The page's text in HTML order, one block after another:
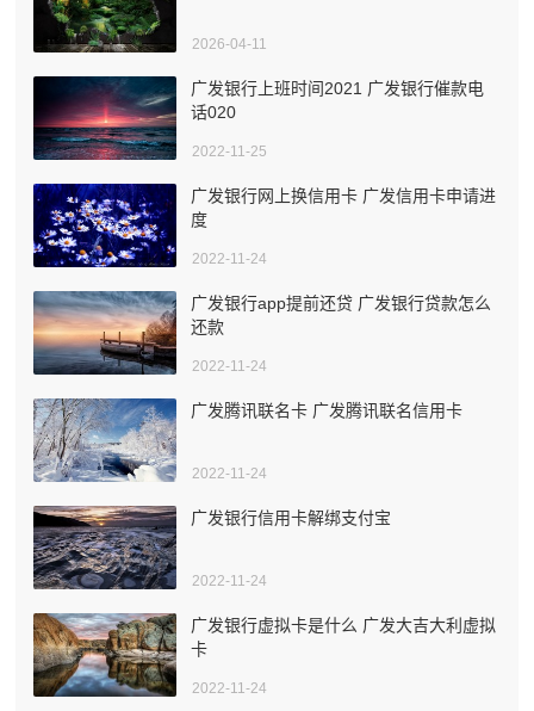
2026-04-11
广发银行上班时间2021 广发银行催款电
话020
2022-11-25
广发银行网上换信用卡 广发信用卡申请进
度
2022-11-24
广发银行app提前还贷 广发银行贷款怎么
还款
2022-11-24
广发腾讯联名卡 广发腾讯联名信用卡
2022-11-24
广发银行信用卡解绑支付宝
2022-11-24
广发银行虚拟卡是什么 广发大吉大利虚拟
卡
2022-11-24